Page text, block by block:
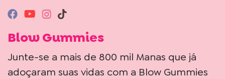
Blow Gummies
Junte-se a mais de 800 mil Manas que já
adoçaram suas vidas com a Blow Gummies